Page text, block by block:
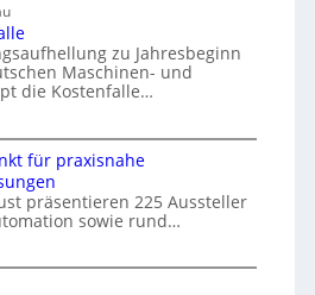
zu Jahresbeginn
Maschinen- und
die Kostenfalle…
für praxisnahe
präsentieren 225 Aussteller
sowie rund…